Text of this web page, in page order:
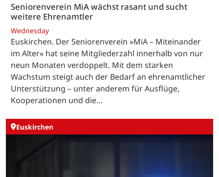
Seniorenverein MiA wächst rasant und sucht
weitere Ehrenamtler
Wednesday
Euskirchen. Der Seniorenverein »MiA – Miteinander
im Alter« hat seine Mitgliederzahl innerhalb von nur
neun Monaten verdoppelt. Mit dem starken
Wachstum steigt auch der Bedarf an ehrenamtlicher
Unterstützung – unter anderem für Ausflüge,
Kooperationen und die…
Euskirchen